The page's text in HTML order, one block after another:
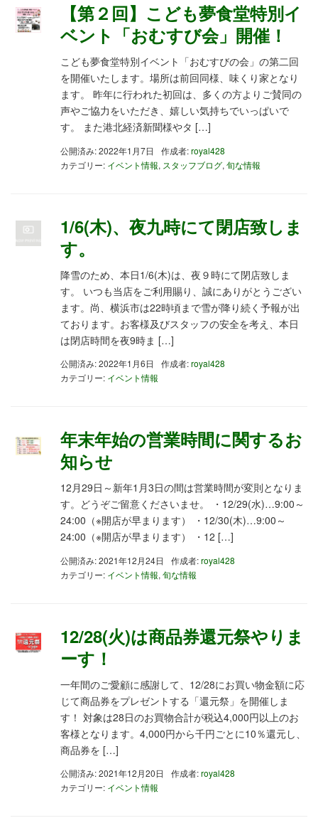
【第２回】こども夢食堂特別イ
ベント「おむすび会」開催！
こども夢食堂特別イベント「おむすびの会」の第二回
を開催いたします。場所は前回同様、味くり家となり
ます。 昨年に行われた初回は、多くの方よりご賛同の
声やご協力をいただき、嬉しい気持ちでいっぱいで
す。 また港北経済新聞様やタ […]
公開済み: 2022年1月7日 作成者:royal428
カテゴリー: イベント情報, スタッフブログ, 旬な情報
1/6(木)、夜九時にて閉店致しま
す。
降雪のため、本日1/6(木)は、夜９時にて閉店致しま
す。 いつも当店をご利用賜り、誠にありがとうござい
ます。尚、横浜市は22時頃まで雪が降り続く予報が出
ております。お客様及びスタッフの安全を考え、本日
は閉店時間を夜9時ま […]
公開済み: 2022年1月6日 作成者:royal428
カテゴリー: イベント情報
年末年始の営業時間に関するお
知らせ
12月29日～新年1月3日の間は営業時間が変則となりま
す。どうぞご留意くださいませ。 ・12/29(水)…9:00～
24:00（※開店が早まります） ・12/30(木)…9:00～
24:00（※開店が早まります） ・12 […]
公開済み: 2021年12月24日 作成者:royal428
カテゴリー: イベント情報, 旬な情報
12/28(火)は商品券還元祭やりま
ーす！
一年間のご愛顧に感謝して、12/28にお買い物金額に応
じて商品券をプレゼントする「還元祭」を開催しま
す！ 対象は28日のお買物合計が税込4,000円以上のお
客様となります。4,000円から千円ごとに10％還元し、
商品券を […]
公開済み: 2021年12月20日 作成者:royal428
カテゴリー: イベント情報